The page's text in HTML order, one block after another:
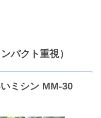
パクト重視）
ミシン MM-30